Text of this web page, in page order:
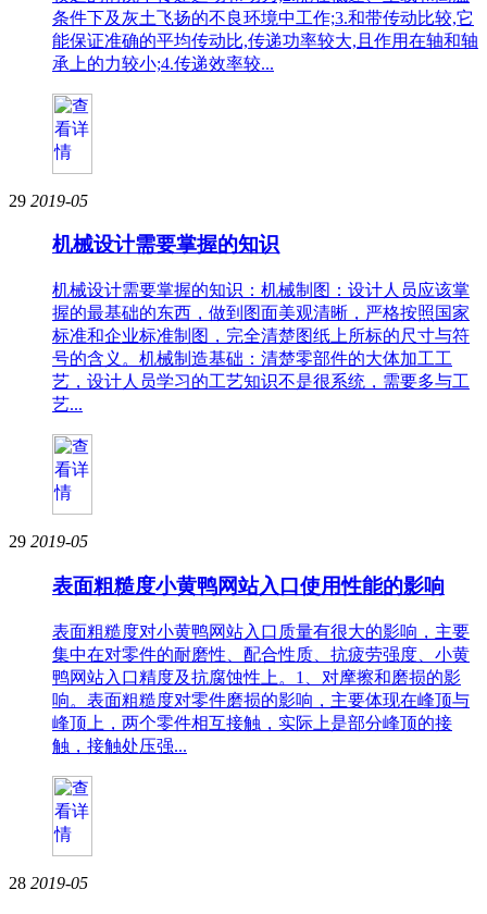
条件下及灰土飞扬的不良环境中工作;3.和带传动比较,它
能保证准确的平均传动比,传递功率较大,且作用在轴和轴
承上的力较小;4.传递效率较...
29 2019-05
机械设计需要掌握的知识
机械设计需要掌握的知识：机械制图：设计人员应该掌
握的最基础的东西，做到图面美观清晰，严格按照国家
标准和企业标准制图，完全清楚图纸上所标的尺寸与符
号的含义。机械制造基础：清楚零部件的大体加工工
艺，设计人员学习的工艺知识不是很系统，需要多与工
艺...
29 2019-05
表面粗糙度小黄鸭网站入口使用性能的影响
表面粗糙度对小黄鸭网站入口质量有很大的影响，主要
集中在对零件的耐磨性、配合性质、抗疲劳强度、小黄
鸭网站入口精度及抗腐蚀性上。1、对摩擦和磨损的影
响。表面粗糙度对零件磨损的影响，主要体现在峰顶与
峰顶上，两个零件相互接触，实际上是部分峰顶的接
触，接触处压强...
28 2019-05